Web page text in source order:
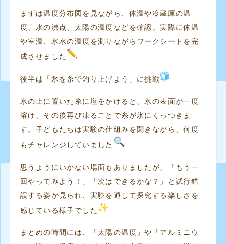
まずは温度分布図を見ながら、体温や冷蔵庫の温
度、水の沸点、 太陽の温度などを確認。実際に体温
や室温、 氷水の温度を測りながらワークシートを完
成させました
後半は「氷を糸で釣り上げよう」に挑戦
氷の上に置いた糸に塩をかけると、氷の表面が一度
溶け、 その後再び凍ることで糸が氷にくっつきま
す。 子どもたちは実験の仕組みを聞きながら、何度
もチャレンジしていました
思うようにいかない場面もありましたが、「 もう一
回やってみよう！」「次はできるかな？」
と試行錯
誤する姿が見られ、 実験を通して探究する楽しさを
感じている様子でした
まとめの時間には、「太陽の温度」や「 アルミニウ